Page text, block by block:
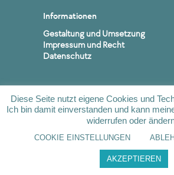
Informationen
Gestaltung und Umsetzung
Impressum und Recht
Datenschutz
Diese Seite nutzt eigene Cookies und
Ich bin damit einverstanden und kann
widerrufen oder
COOKIE EINSTELLUNGEN
AKZEPTIEREN